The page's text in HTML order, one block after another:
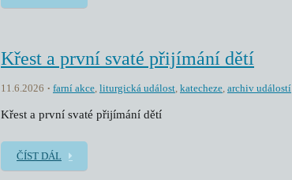
Křest a první svaté přijímání dětí
11.6.2026 farní akce, liturgická událost, katecheze, archiv událostí
Křest a první svaté přijímání dětí
ČÍST DÁL